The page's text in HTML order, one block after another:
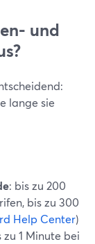
und
lange sie
: bis zu 200
bis zu 300
Help Center)
zu 1 Minute bei